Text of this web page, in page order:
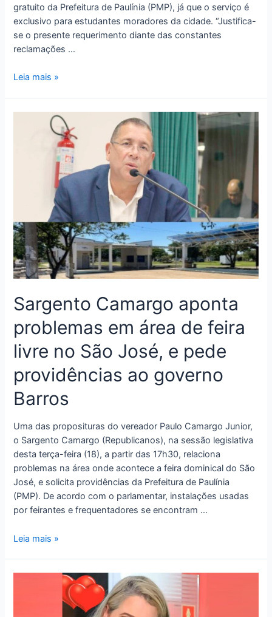
gratuito da Prefeitura de Paulínia (PMP), já que o serviço é
exclusivo para estudantes moradores da cidade. “Justifica-
se o presente requerimento diante das constantes
reclamações …
Leia mais »
Sargento Camargo aponta
problemas em área de feira
livre no São José, e pede
providências ao governo
Barros
Uma das proposituras do vereador Paulo Camargo Junior,
o Sargento Camargo (Republicanos), na sessão legislativa
desta terça-feira (18), a partir das 17h30, relaciona
problemas na área onde acontece a feira dominical do São
José, e solicita providências da Prefeitura de Paulínia
(PMP). De acordo com o parlamentar, instalações usadas
por feirantes e frequentadores se encontram …
Leia mais »